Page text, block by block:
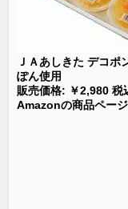
ＪＡあしきた デコポ
ぽん使用
販売価格: ￥2,980 税
Amazonの商品ペー